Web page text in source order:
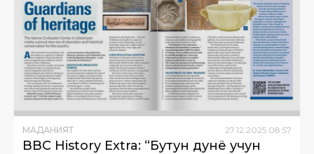
МАДАНИЯТ 27 12 2025 08:57
BBC History Extra: “Бутун дунё учун